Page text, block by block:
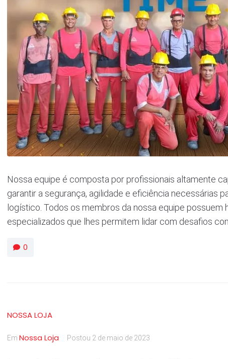
Nossa equipe é composta por profissionais altamente
garantir a segurança, agilidade e eficiência necessárias
logístico. Todos os membros da nossa equipe
especializados que lhes permitem lidar com desafios
0
NOSSA LOJA
Em Nossa Loja Postou 2 de maio de 2023